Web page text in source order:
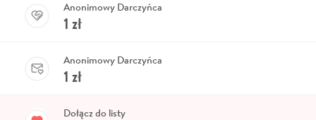
Anonimowy Darczyńca
1 zł
Anonimowy Darczyńca
1 zł
Dołącz do listy